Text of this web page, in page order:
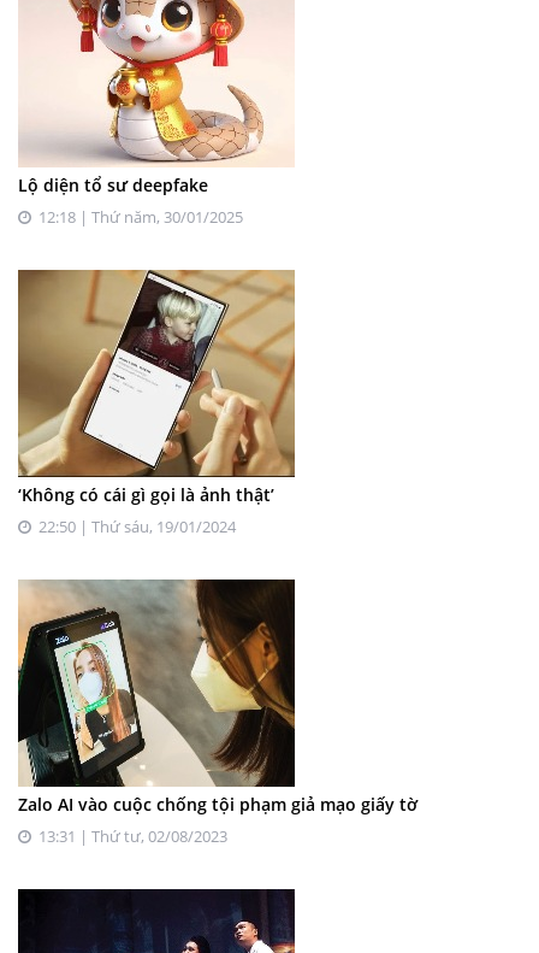
Lộ diện tổ sư deepfake
12:18 | Thứ năm, 30/01/2025
‘Không có cái gì gọi là ảnh thật’
22:50 | Thứ sáu, 19/01/2024
Zalo AI vào cuộc chống tội phạm giả mạo giấy tờ
13:31 | Thứ tư, 02/08/2023